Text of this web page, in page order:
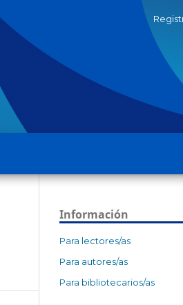
Información
Para lectores/as
Para autores/as
Para bibliotecarios/as